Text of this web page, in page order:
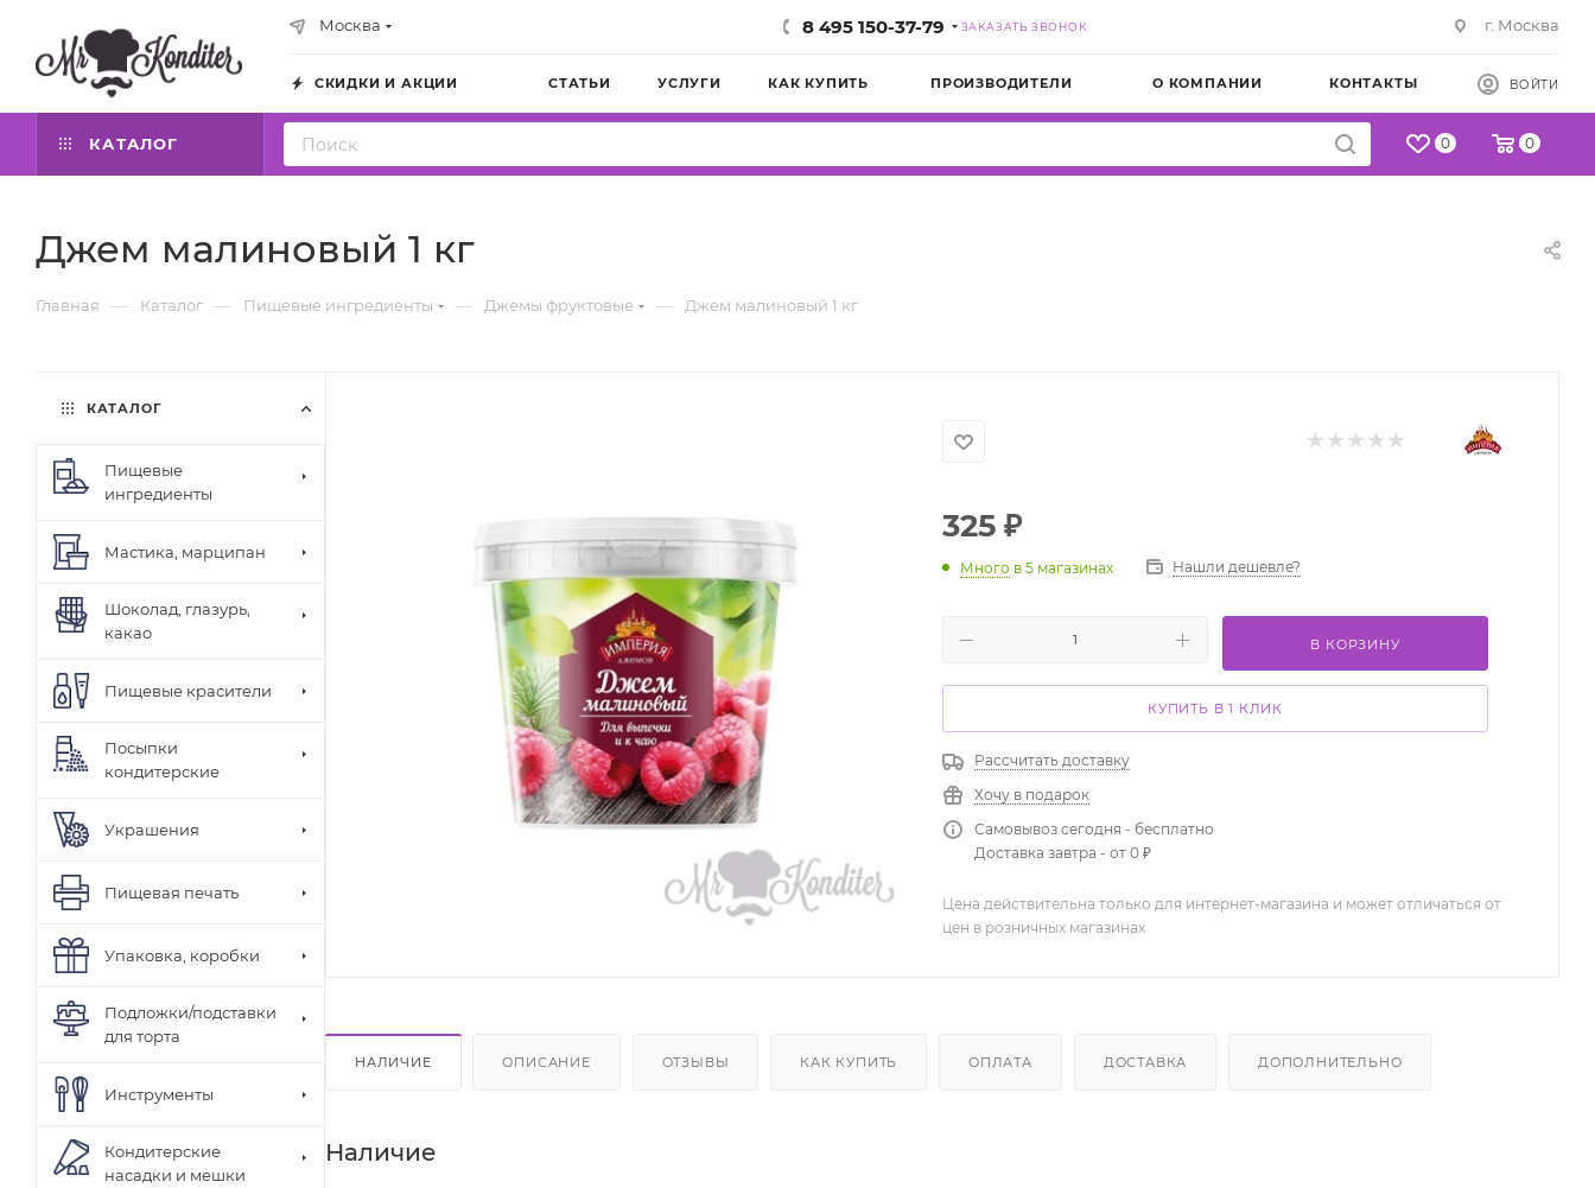
Москва 8 495 150-37-79 ЗАКАЗАТЬ ЗВОНОК г. Москва
СКИДКИ И АКЦИИ СТАТЬИ УСЛУГИ КАК КУПИТЬ ПРОИЗВОДИТЕЛИ О КОМПАНИИ КОНТАКТЫ ВОЙТИ
КАТАЛОГ 0 0
Джем малиновый 1 кг
Главная — Каталог — Пищевые ингредиенты — Джемы фруктовые — Джем малиновый 1 кг
325 ₽
Много в 5 магазинах Нашли дешевле?
В КОРЗИНУ
КУПИТЬ В 1 КЛИК
Рассчитать доставку
Хочу в подарок
Самовывоз сегодня - бесплатно
Доставка завтра - от 0 ₽
Цена действительна только для интернет-магазина и может отличаться от
цен в розничных магазинах
НАЛИЧИЕ ОПИСАНИЕ ОТЗЫВЫ КАК КУПИТЬ ОПЛАТА ДОСТАВКА ДОПОЛНИТЕЛЬНО
Наличие
КАТАЛОГ
Пищевые
ингредиенты
Мастика, марципан
Шоколад, глазурь,
какао
Пищевые красители
Посыпки
кондитерские
Украшения
Пищевая печать
Упаковка, коробки
Подложки/подставки
для торта
Инструменты
Кондитерские
насадки и мешки